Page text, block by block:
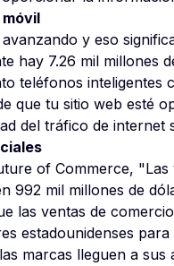
y eso
hay 7.26 mil millones
teléfonos inteligentes
que tu sitio web esté
del tráfico de internet
of Commerce, "Las
992 mil millones de
las ventas de
estadounidenses
marcas lleguen a sus